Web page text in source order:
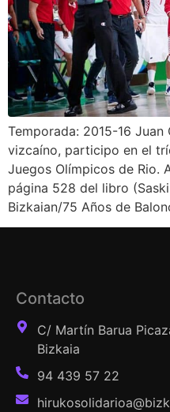
Temporada: 2015-16
vizcaíno, participo en el
Juegos Olímpicos de Rio.
página 528 del libro
Bizkaian/75 Años de
Contacto
C/ Martín Barua
Bizkaia
94 439 57 22